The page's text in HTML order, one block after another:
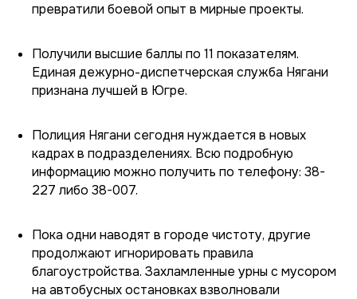
превратили боевой опыт в мирные проекты.
Получили высшие баллы по 11 показателям.
Единая дежурно-диспетчерская служба Нягани
признана лучшей в Югре.
Полиция Нягани сегодня нуждается в новых
кадрах в подразделениях. Всю подробную
информацию можно получить по телефону: 38-
227 либо 38-007.
Пока одни наводят в городе чистоту, другие
продолжают игнорировать правила
благоустройства. Захламленные урны с мусором
на автобусных остановках взволновали